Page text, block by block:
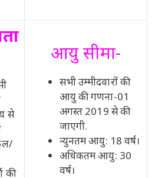
से
की
आयु सीमा-
सभी उम्मीदवारों की
आयु की गणना-01
अगस्त 2019 से की
जाएगी.
न्युनतम आयु: 18 वर्ष।
अधिकतम आयु: 30
वर्ष।